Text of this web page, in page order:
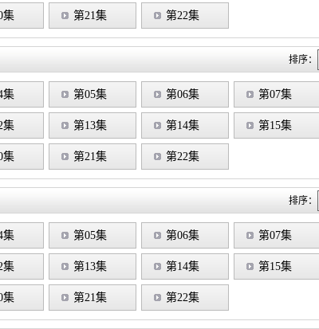
集 第21集 第22集
排序：
集 第05集 第06集 第07集
集 第13集 第14集 第15集
集 第21集 第22集
排序：
集 第05集 第06集 第07集
集 第13集 第14集 第15集
集 第21集 第22集